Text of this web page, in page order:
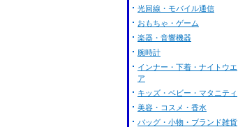
光回線・モバイル通信
おもちゃ・ゲーム
楽器・音響機器
腕時計
インナー・下着・ナイトウエ
ア
キッズ・ベビー・マタニティ
美容・コスメ・香水
バッグ・小物・ブランド雑貨